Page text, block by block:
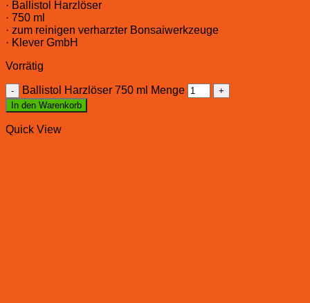
· Ballistol Harzlöser
· 750 ml
· zum reinigen verharzter Bonsaiwerkzeuge
· Klever GmbH
Vorrätig
Ballistol Harzlöser 750 ml Menge
In den Warenkorb
Quick View